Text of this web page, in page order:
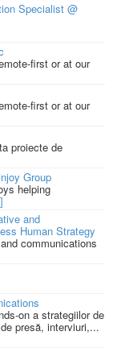
Specialist @
first or at our
first or at our
proiecte de
Group
helping
and
Human Strategy
communications
on a strategiilor de
presă, interviuri,...